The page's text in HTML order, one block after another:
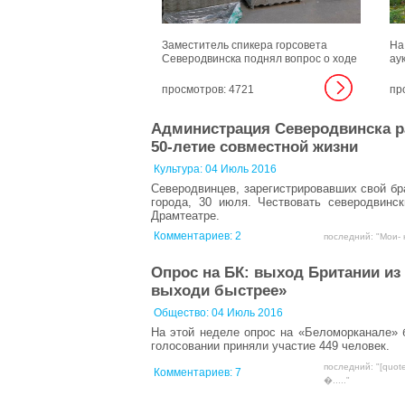
Заместитель спикера горсовета
Северодвинска поднял вопрос о ходе
Ленина, 6.
просмотров: 4721
Администрация Северодвинска
50-летие совместной жизни
Культура: 04 Июль 2016
Северодвинцев, зарегистрировавших свой
города, 30 июля. Чествовать
Драмтеатре.
Комментариев: 2 последний: "Мои-
Опрос на БК: выход Британии
выходи быстрее»
Общество: 04 Июль 2016
На этой неделе опрос на
голосовании приняли участие 449 человек.
Комментариев: 7
последний:
�....."